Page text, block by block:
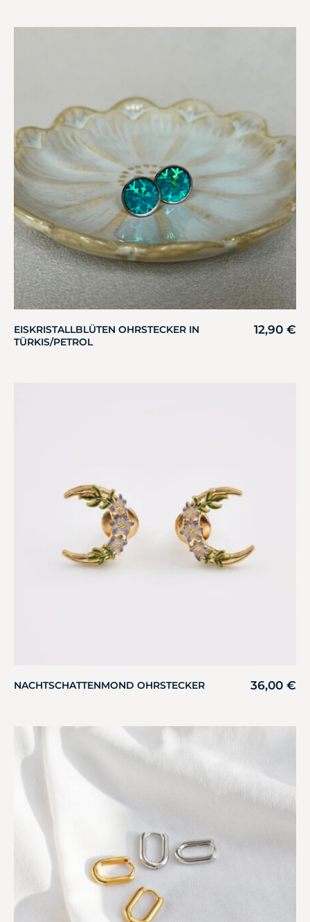
EISKRISTALLBLÜTEN OHRSTECKER IN
TÜRKIS/PETROL
12,90 €
NACHTSCHATTENMOND OHRSTECKER 36,00 €